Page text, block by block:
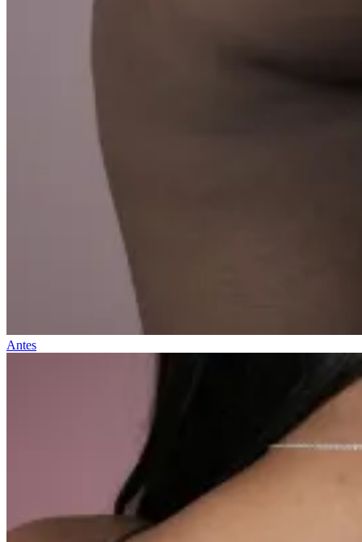
Antes